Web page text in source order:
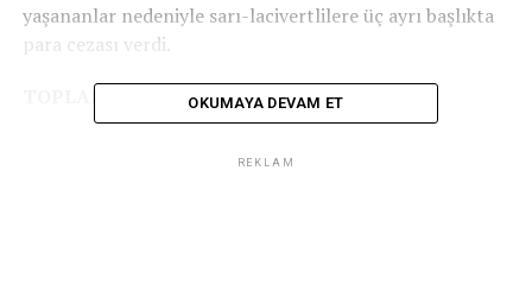
yaşananlar nedeniyle sarı-lacivertlilere üç ayrı başlıkta
para cezası verdi.
TOPLAMDA 2.5 MİLYON TL
OKUMAYA DEVAM ET
REKLAM